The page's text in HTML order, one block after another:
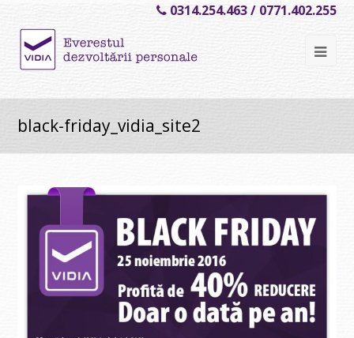
0314.254.463 / 0771.402.255
black-friday_vidia_site2